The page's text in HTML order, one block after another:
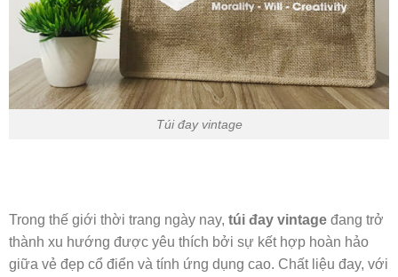
Túi đay vintage
Trong thế giới thời trang ngày nay, túi đay vintage đang trở
thành xu hướng được yêu thích bởi sự kết hợp hoàn hảo
giữa vẻ đẹp cổ điển và tính ứng dụng cao. Chất liệu đay, với